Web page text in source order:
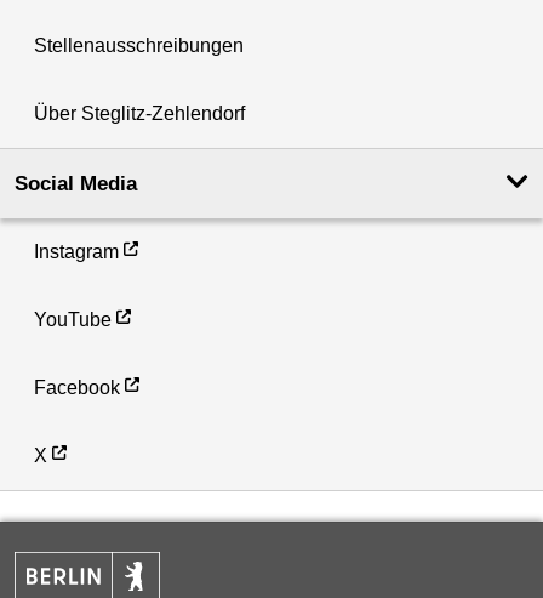
Stellenausschreibungen
Über Steglitz-Zehlendorf
Social Media
Instagram
YouTube
Facebook
X